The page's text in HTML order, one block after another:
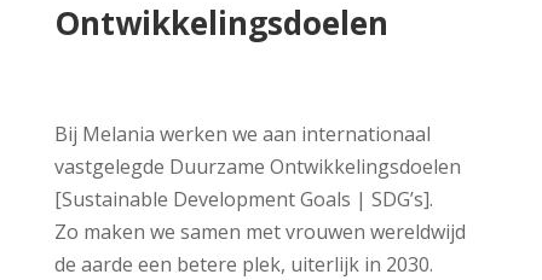
Ontwikkelingsdoelen
Bij Melania werken we aan internationaal
vastgelegde Duurzame Ontwikkelingsdoelen
[Sustainable Development Goals | SDG’s].
Zo maken we samen met vrouwen wereldwijd
de aarde een betere plek, uiterlijk in 2030.